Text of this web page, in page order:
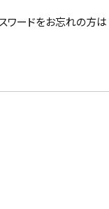
ワードをお忘れの方は